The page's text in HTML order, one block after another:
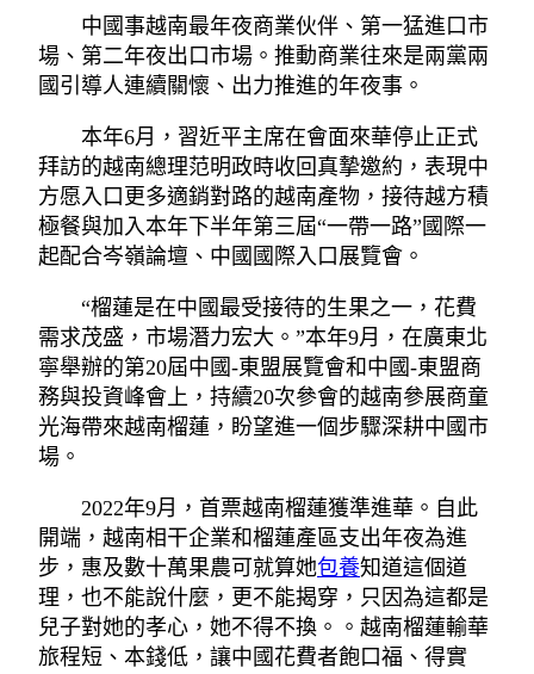
中國事越南最年夜商業伙伴、第一猛進口市
場、第二年夜出口市場。推動商業往來是兩黨兩
國引導人連續關懷、出力推進的年夜事。
本年6月，習近平主席在會面來華停止正式
拜訪的越南總理范明政時收回真摯邀約，表現中
方愿入口更多適銷對路的越南產物，接待越方積
極餐與加入本年下半年第三屆“一帶一路”國際一
起配合岑嶺論壇、中國國際入口展覽會。
“榴蓮是在中國最受接待的生果之一，花費
需求茂盛，市場潛力宏大。”本年9月，在廣東北
寧舉辦的第20屆中國-東盟展覽會和中國-東盟商
務與投資峰會上，持續20次參會的越南參展商童
光海帶來越南榴蓮，盼望進一個步驟深耕中國市
場。
2022年9月，首票越南榴蓮獲準進華。自此
開端，越南相干企業和榴蓮產區支出年夜為進
步，惠及數十萬果農可就算她包養知道這個道
理，也不能說什麼，更不能揭穿，只因為這都是
兒子對她的孝心，她不得不換。。越南榴蓮輸華
旅程短、本錢低，讓中國花費者飽口福、得實